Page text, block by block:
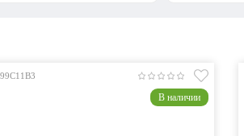
В наличии